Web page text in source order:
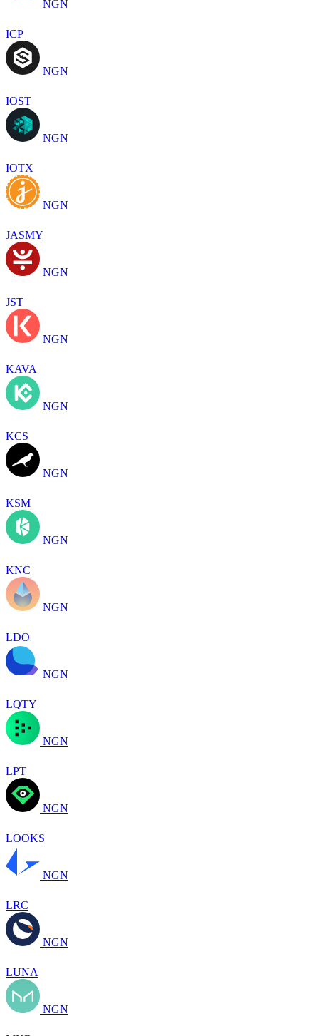
NGN
ICP
NGN
IOST
NGN
IOTX
NGN
JASMY
NGN
JST
NGN
KAVA
NGN
KCS
NGN
KSM
NGN
KNC
NGN
LDO
NGN
LQTY
NGN
LPT
NGN
LOOKS
NGN
LRC
NGN
LUNA
NGN